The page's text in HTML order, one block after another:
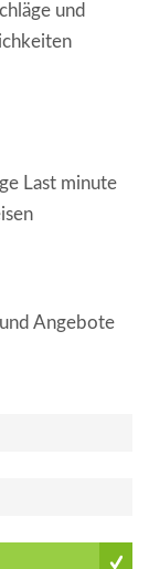
und
Last minute
Angebote